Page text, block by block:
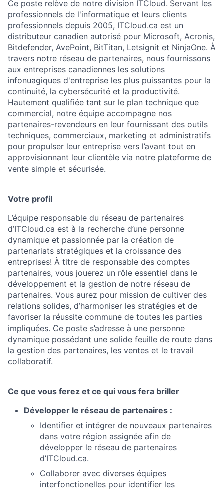
Ce poste relève de notre division ITCloud. Servant les
professionnels de l'informatique et leurs clients
professionnels depuis 2005, ITCloud.ca est un
distributeur canadien autorisé pour Microsoft, Acronis,
Bitdefender, AvePoint, BitTitan, Letsignit et NinjaOne. À
travers notre réseau de partenaires, nous fournissons
aux entreprises canadiennes les solutions
infonuagiques d'entreprise les plus puissantes pour la
continuité, la cybersécurité et la productivité.
Hautement qualifiée tant sur le plan technique que
commercial, notre équipe accompagne nos
partenaires-revendeurs en leur fournissant des outils
techniques, commerciaux, marketing et administratifs
pour propulser leur entreprise vers l’avant tout en
approvisionnant leur clientèle via notre plateforme de
vente simple et sécurisée.
Votre profil
L’équipe responsable du réseau de partenaires
d’ITCloud.ca est à la recherche d’une personne
dynamique et passionnée par la création de
partenariats stratégiques et la croissance des
entreprises! À titre de responsable des comptes
partenaires, vous jouerez un rôle essentiel dans le
développement et la gestion de notre réseau de
partenaires. Vous aurez pour mission de cultiver des
relations solides, d’harmoniser les stratégies et de
favoriser la réussite commune de toutes les parties
impliquées. Ce poste s’adresse à une personne
dynamique possédant une solide feuille de route dans
la gestion des partenaires, les ventes et le travail
collaboratif.
Ce que vous ferez et ce qui vous fera briller
Développer le réseau de partenaires :
Identifier et intégrer de nouveaux partenaires
dans votre région assignée afin de
développer le réseau de partenaires
d’ITCloud.ca.
Collaborer avec diverses équipes
interfonctionelles pour identifier les